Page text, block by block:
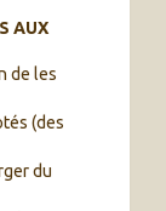
AUX
de les
(des
du